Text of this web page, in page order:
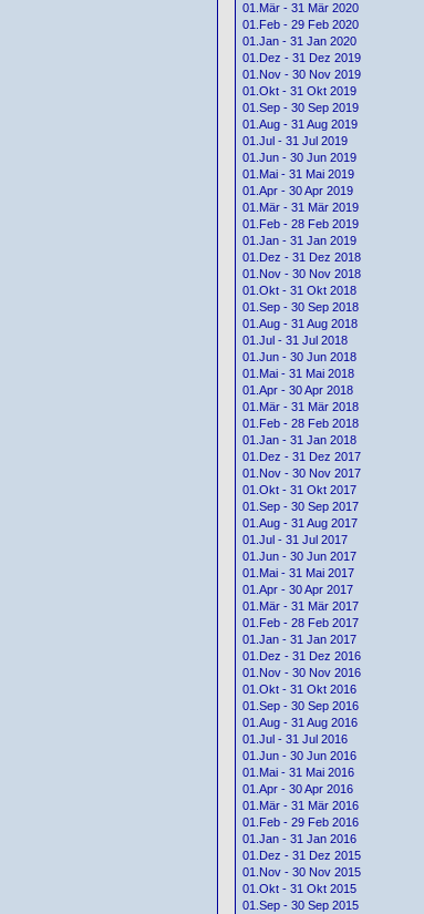
01.Mär - 31 Mär 2020
01.Feb - 29 Feb 2020
01.Jan - 31 Jan 2020
01.Dez - 31 Dez 2019
01.Nov - 30 Nov 2019
01.Okt - 31 Okt 2019
01.Sep - 30 Sep 2019
01.Aug - 31 Aug 2019
01.Jul - 31 Jul 2019
01.Jun - 30 Jun 2019
01.Mai - 31 Mai 2019
01.Apr - 30 Apr 2019
01.Mär - 31 Mär 2019
01.Feb - 28 Feb 2019
01.Jan - 31 Jan 2019
01.Dez - 31 Dez 2018
01.Nov - 30 Nov 2018
01.Okt - 31 Okt 2018
01.Sep - 30 Sep 2018
01.Aug - 31 Aug 2018
01.Jul - 31 Jul 2018
01.Jun - 30 Jun 2018
01.Mai - 31 Mai 2018
01.Apr - 30 Apr 2018
01.Mär - 31 Mär 2018
01.Feb - 28 Feb 2018
01.Jan - 31 Jan 2018
01.Dez - 31 Dez 2017
01.Nov - 30 Nov 2017
01.Okt - 31 Okt 2017
01.Sep - 30 Sep 2017
01.Aug - 31 Aug 2017
01.Jul - 31 Jul 2017
01.Jun - 30 Jun 2017
01.Mai - 31 Mai 2017
01.Apr - 30 Apr 2017
01.Mär - 31 Mär 2017
01.Feb - 28 Feb 2017
01.Jan - 31 Jan 2017
01.Dez - 31 Dez 2016
01.Nov - 30 Nov 2016
01.Okt - 31 Okt 2016
01.Sep - 30 Sep 2016
01.Aug - 31 Aug 2016
01.Jul - 31 Jul 2016
01.Jun - 30 Jun 2016
01.Mai - 31 Mai 2016
01.Apr - 30 Apr 2016
01.Mär - 31 Mär 2016
01.Feb - 29 Feb 2016
01.Jan - 31 Jan 2016
01.Dez - 31 Dez 2015
01.Nov - 30 Nov 2015
01.Okt - 31 Okt 2015
01.Sep - 30 Sep 2015